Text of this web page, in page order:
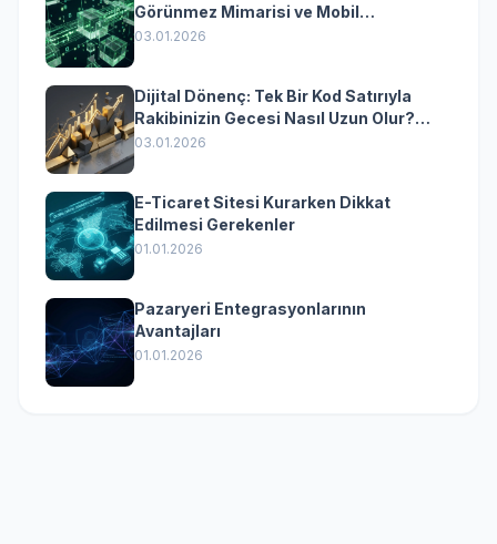
Görünmez Mimarisi ve Mobil
Dönüşümün Kurumsal Anahtarı
03.01.2026
Dijital Dönenç: Tek Bir Kod Satırıyla
Rakibinizin Gecesi Nasıl Uzun Olur?
(Kurumsal Yazılımın Güçlü Rolü)
03.01.2026
E-Ticaret Sitesi Kurarken Dikkat
Edilmesi Gerekenler
01.01.2026
Pazaryeri Entegrasyonlarının
Avantajları
01.01.2026